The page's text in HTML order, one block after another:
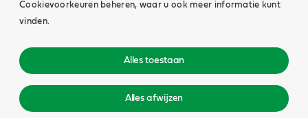
Cookievoorkeuren beheren, waar u ook meer informatie kunt
vinden.
Alles toestaan
Alles afwijzen